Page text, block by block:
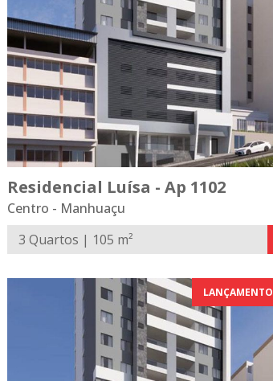
Residencial Luísa - Ap 1102
Centro - Manhuaçu
3 Quartos | 105 m²
LANÇAMENTO